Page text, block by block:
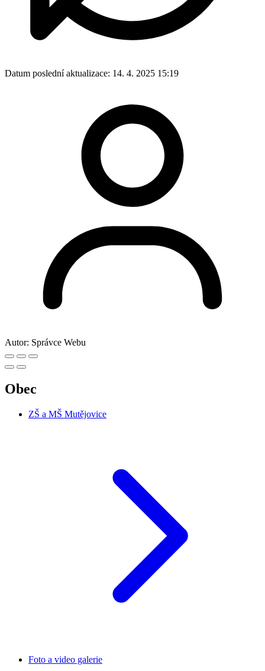
Datum poslední aktualizace: 14. 4. 2025 15:19
Autor: Správce Webu
Obec
ZŠ a MŠ Mutějovice
Foto a video galerie